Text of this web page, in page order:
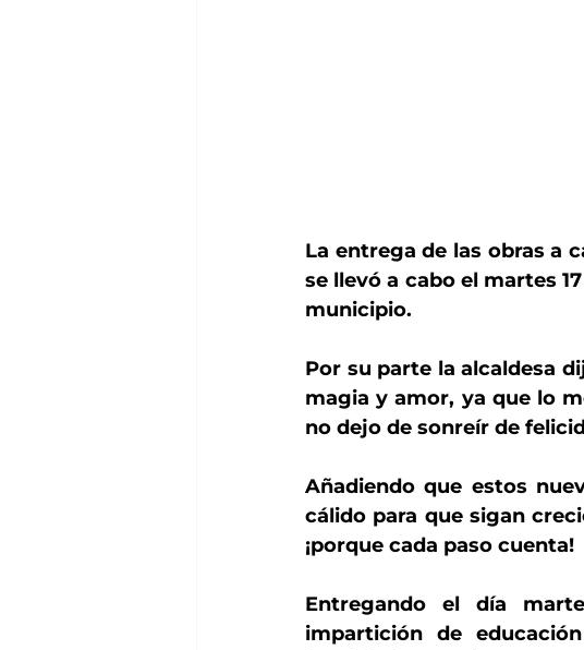
La entrega de las obras a
se llevó a cabo el martes
municipio.
Por su parte la alcaldesa
magia y amor, ya que lo
no dejo de sonreír de
Añadiendo que estos
cálido para que sigan
¡porque cada paso cuenta!
Entregando el día
impartición de